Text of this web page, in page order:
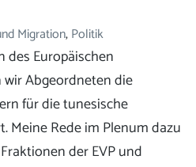
Migration, Politik
des Europäischen
Abgeordneten die
für die tunesische
Meine Rede im Plenum dazu
der EVP und